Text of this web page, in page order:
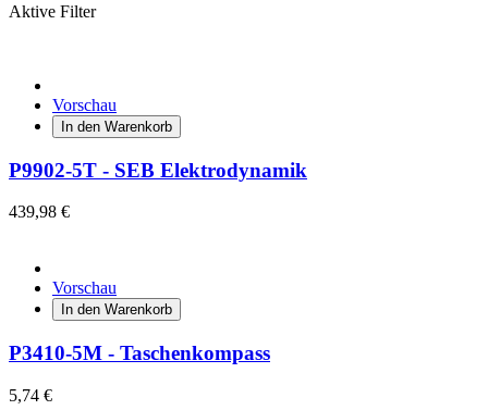
Aktive Filter
Vorschau
In den Warenkorb
P9902-5T - SEB Elektrodynamik
439,98 €
Vorschau
In den Warenkorb
P3410-5M - Taschenkompass
5,74 €